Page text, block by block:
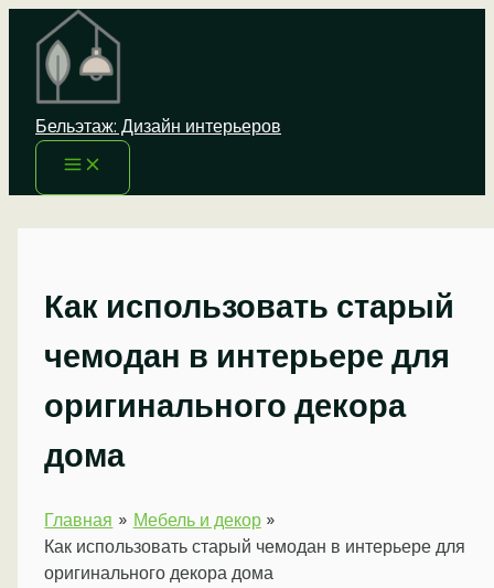
Перейти
содержимому
Бельэтаж: Дизайн интерьеров
Как использовать старый
чемодан в интерьере для
оригинального декора
дома
Главная
Мебель и декор
Как использовать старый чемодан в интерьере для
оригинального декора дома